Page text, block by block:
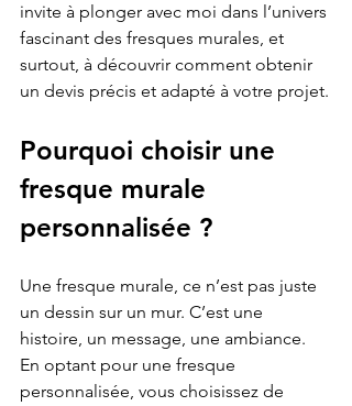
invite à plonger avec moi dans l’univers
fascinant des fresques murales, et
surtout, à découvrir comment obtenir
un devis précis et adapté à votre projet.
Pourquoi choisir une
fresque murale
personnalisée ?
Une fresque murale, ce n’est pas juste
un dessin sur un mur. C’est une
histoire, un message, une ambiance.
En optant pour une fresque
personnalisée, vous choisissez de